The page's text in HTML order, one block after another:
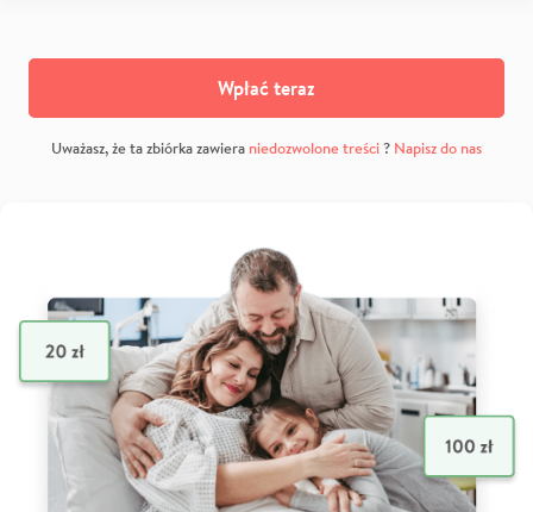
Wpłać teraz
Uważasz, że ta zbiórka zawiera niedozwolone treści? Napisz do nas